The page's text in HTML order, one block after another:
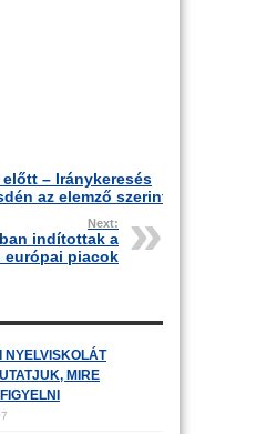
– Iránykeresés
az elemző szerint
Next:
indítottak a
európai piacok
NYELVISKOLÁT
MIRE